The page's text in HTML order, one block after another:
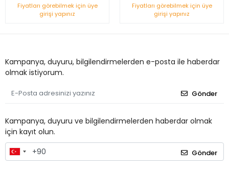
Fiyatları görebilmek için üye
girişi yapınız
Fiyatları görebilmek için üye
girişi yapınız
Kampanya, duyuru, bilgilendirmelerden e-posta ile haberdar
olmak istiyorum.
Gönder
Kampanya, duyuru ve bilgilendirmelerden haberdar olmak
için kayıt olun.
Gönder